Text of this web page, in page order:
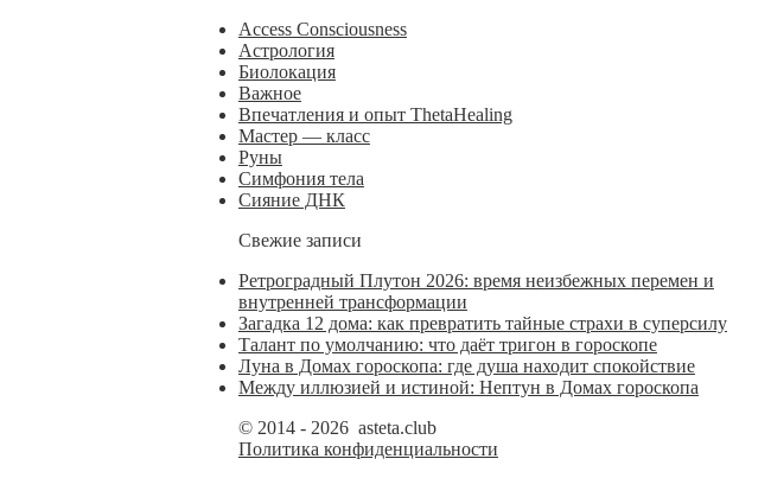
Access Consciousness
Астрология
Биолокация
Важное
Впечатления и опыт ThetaHealing
Мастер — класс
Руны
Симфония тела
Сияние ДНК
Свежие записи
Ретроградный Плутон 2026: время неизбежных перемен и
внутренней трансформации
Загадка 12 дома: как превратить тайные страхи в суперсилу
Талант по умолчанию: что даёт тригон в гороскопе
Луна в Домах гороскопа: где душа находит спокойствие
Между иллюзией и истиной: Нептун в Домах гороскопа
© 2014 - 2026 asteta.club
Политика конфиденциальности